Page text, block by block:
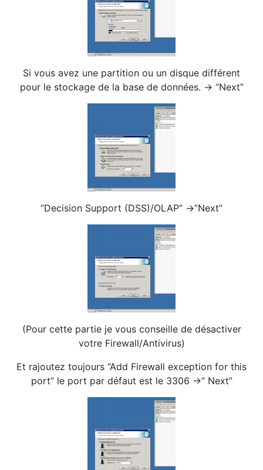
Si vous avez une partition ou un disque différent
pour le stockage de la base de données. -> “Next”
“Decision Support (DSS)/OLAP” ->”Next”
(Pour cette partie je vous conseille de désactiver
votre Firewall/Antivirus)
Et rajoutez toujours “Add Firewall exception for this
port” le port par défaut est le 3306 ->” Next”